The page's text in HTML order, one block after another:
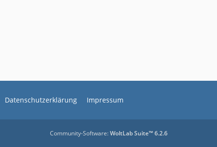
Datenschutzerklärung Impressum
Community-Software:WoltLab Suite™ 6.2.6